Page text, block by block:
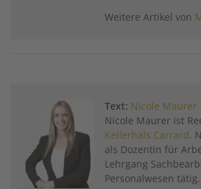
Weitere Artikel von
Text: Nicole Maurer
Nicole Maurer ist
Kellerhals Carrard.
als Dozentin für
Lehrgang
Personalwesen tätig.